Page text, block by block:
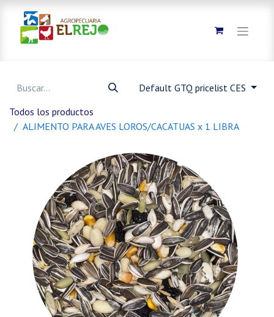
Default GTQ pricelist CES
Todos los productos
ALIMENTO PARA AVES LOROS/CACATUAS x 1 LIBRA